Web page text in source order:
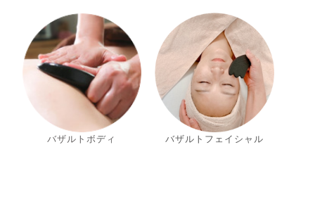
バザルトボディ バザルトフェイシャル